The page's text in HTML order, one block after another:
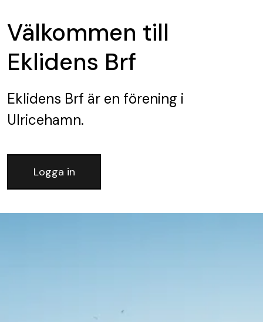
Välkommen till
Eklidens Brf
Eklidens Brf är en förening i
Ulricehamn.
Logga in